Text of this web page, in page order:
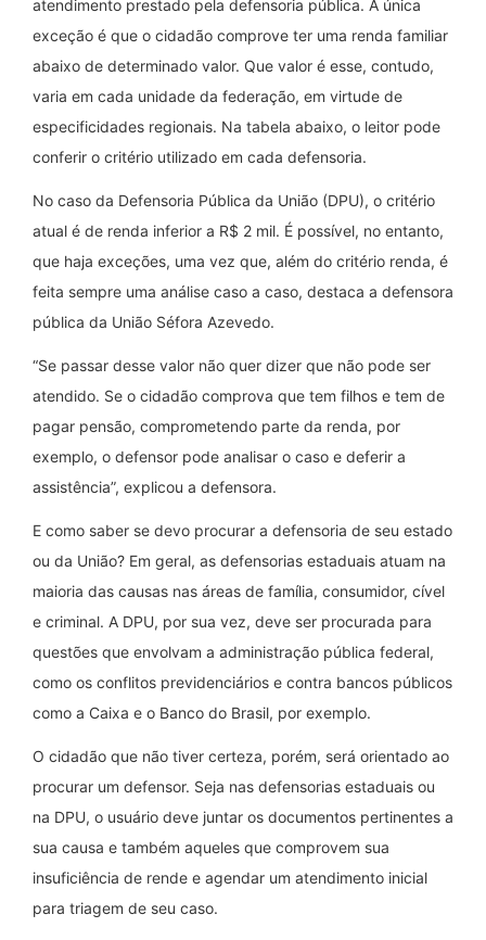
atendimento prestado pela defensoria pública. A única
exceção é que o cidadão comprove ter uma renda familiar
abaixo de determinado valor. Que valor é esse, contudo,
varia em cada unidade da federação, em virtude de
especificidades regionais. Na tabela abaixo, o leitor pode
conferir o critério utilizado em cada defensoria.
No caso da Defensoria Pública da União (DPU), o critério
atual é de renda inferior a R$ 2 mil. É possível, no entanto,
que haja exceções, uma vez que, além do critério renda, é
feita sempre uma análise caso a caso, destaca a defensora
pública da União Séfora Azevedo.
“Se passar desse valor não quer dizer que não pode ser
atendido. Se o cidadão comprova que tem filhos e tem de
pagar pensão, comprometendo parte da renda, por
exemplo, o defensor pode analisar o caso e deferir a
assistência”, explicou a defensora.
E como saber se devo procurar a defensoria de seu estado
ou da União? Em geral, as defensorias estaduais atuam na
maioria das causas nas áreas de família, consumidor, cível
e criminal. A DPU, por sua vez, deve ser procurada para
questões que envolvam a administração pública federal,
como os conflitos previdenciários e contra bancos públicos
como a Caixa e o Banco do Brasil, por exemplo.
O cidadão que não tiver certeza, porém, será orientado ao
procurar um defensor. Seja nas defensorias estaduais ou
na DPU, o usuário deve juntar os documentos pertinentes a
sua causa e também aqueles que comprovem sua
insuficiência de rende e agendar um atendimento inicial
para triagem de seu caso.